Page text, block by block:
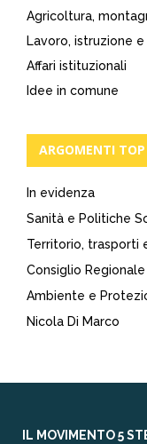
Agricoltura,
Lavoro, istruzione
Affari istituzionali
Idee in comune
ARGOMENTI TOP
In evidenza
Sanità e Politiche
Territorio, trasporti
Consiglio
Ambiente e
Nicola Di Marco
IL MOVIMENTO 5